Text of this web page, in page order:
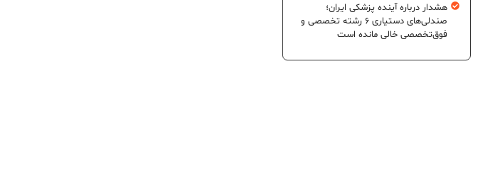
هشدار درباره آینده پزشکی ایران؛
صندلی‌های دستیاری ۶ رشته تخصصی و
فوق‌تخصصی خالی مانده است